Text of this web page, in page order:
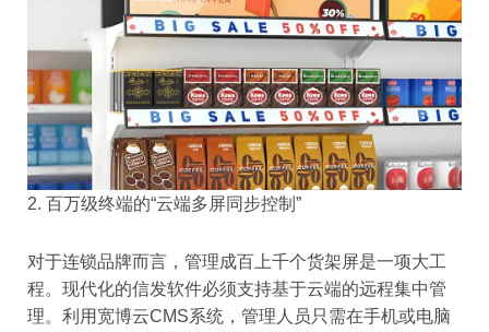
2. 百万级终端的“云端多屏同步控制”
对于连锁品牌而言，管理成百上千个货架屏是一项大工
程。现代化的信发软件必须支持基于云端的远程集中管
理。利用宽博云CMS系统，管理人员只需在手机或电脑